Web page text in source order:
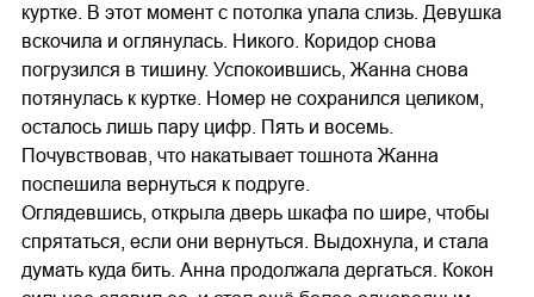
куртке. В этот момент с потолка упала слизь. Девушка
вскочила и оглянулась. Никого. Коридор снова
погрузился в тишину. Успокоившись, Жанна снова
потянулась к куртке. Номер не сохранился целиком,
осталось лишь пару цифр. Пять и восемь.
Почувствовав, что накатывает тошнота Жанна
поспешила вернуться к подруге.
Оглядевшись, открыла дверь шкафа по шире, чтобы
спрятаться, если они вернуться. Выдохнула, и стала
думать куда бить. Анна продолжала дергаться. Кокон